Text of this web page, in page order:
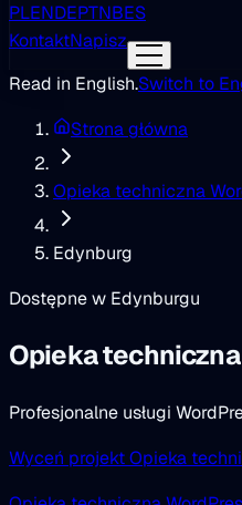
PLENDEPTNBES
KontaktNapisz
Read in English.Switch to
Strona główna
Opieka techniczna
Edynburg
Dostępne w Edynburgu
Opieka
Profesjonalne usługi
Wyceń projekt Opieka